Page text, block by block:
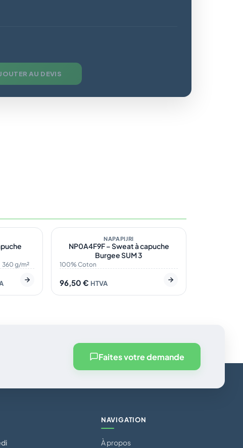
AU DEVIS
8
360 g/m²
€
€
7
Sur demande
NAPAPIJRI
NP0A4F9F – Sweat à capuche
Burgee SUM 3
100% Coton
96,50 € HTVA
Faites votre demande
NAVIGATION
À propos